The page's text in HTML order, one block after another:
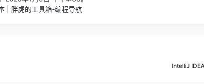
| 胖虎的工具箱-编程导航
IntelliJ